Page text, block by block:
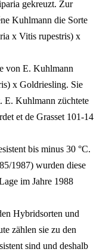
gekreuzt. Zur
Kuhlmann die Sorte
x Vitis rupestris) x
von E. Kuhlmann
x Goldriesling. Sie
E. Kuhlmann züchtete
et de Grasset 101-14
bis minus 30 °C.
1987) wurden diese
im Jahre 1988
Hybridsorten und
zählen sie zu den
sind und deshalb